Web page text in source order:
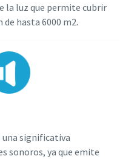
la luz que permite cubrir
hasta 6000 m2.
una significativa
sonoros, ya que emite